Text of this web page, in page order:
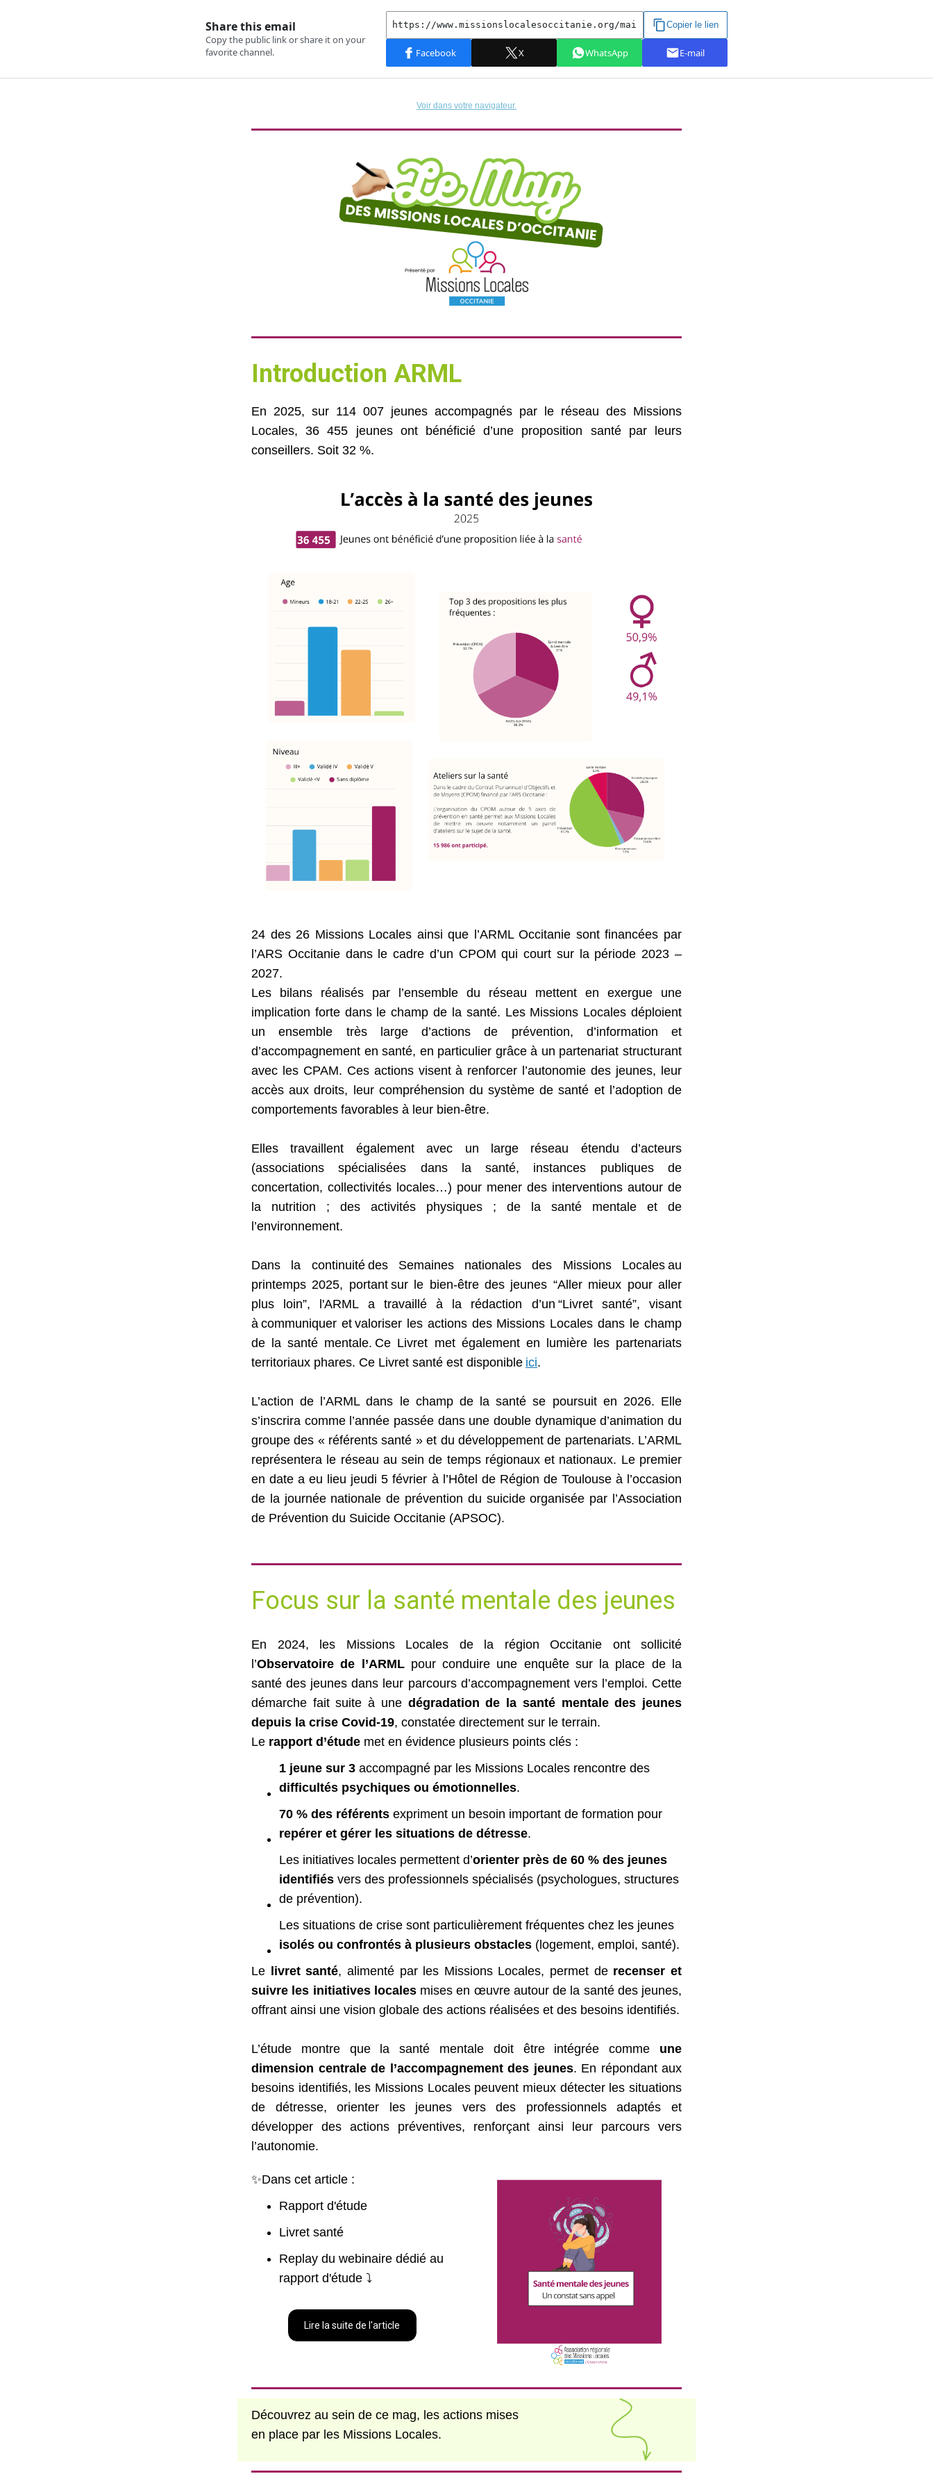
Voir dans votre navigateur.
Introduction ARML
En 2025, sur 114 007 jeunes accompagnés par le réseau des Missions
Locales, 36 455 jeunes ont bénéficié d’une proposition santé par leurs
conseillers. Soit 32 %.
24 des 26 Missions Locales ainsi que l’ARML Occitanie sont financées par
l’ARS Occitanie dans le cadre d’un CPOM qui court sur la période 2023 –
2027.
Les bilans réalisés par l’ensemble du réseau mettent en exergue une
implication forte dans le champ de la santé. Les Missions Locales déploient
un ensemble très large d’actions de prévention, d’information et
d’accompagnement en santé, en particulier grâce à un partenariat structurant
avec les CPAM. Ces actions visent à renforcer l’autonomie des jeunes, leur
accès aux droits, leur compréhension du système de santé et l’adoption de
comportements favorables à leur bien‑être.
Elles travaillent également avec un large réseau étendu d’acteurs
(associations spécialisées dans la santé, instances publiques de
concertation, collectivités locales…) pour mener des interventions autour de
la nutrition ; des activités physiques ; de la santé mentale et de
l’environnement.
Dans la continuité des Semaines nationales des Missions Locales au
printemps 2025, portant sur le bien-être des jeunes “Aller mieux pour aller
plus loin”, l'ARML a travaill é à la rédaction d’un “Livret santé”, visant
à communiquer et valoriser les actions des Missions Locales dans le champ
de la santé mentale. Ce Livret met également en lumière les partenariats
territoriaux phares. Ce Livret santé est disponible ici.
L’action de l’ARML dans le champ de la santé se poursuit en 2026. Elle
s’inscrira comme l’année passée dans une double dynamique d’animation du
groupe des « référents santé » et du développement de partenariats. L’ARML
représentera le réseau au sein de temps régionaux et nationaux. Le premier
en date a eu lieu jeudi 5 février à l’Hôtel de Région de Toulouse à l’occasion
de la journée nationale de prévention du suicide organisée par l’Association
de Prévention du Suicide Occitanie (APSOC).
Focus sur la santé mentale des jeunes
En 2024, les Missions Locales de la région Occitanie ont sollicité
l’Observatoire de l’ARMLpour conduire une enquête sur la place de la
santé des jeunes dans leur parcours d’accompagnement vers l’emploi. Cette
démarche fait suite à une dégradation de la santé mentale des jeunes
depuis la crise Covid‑19, constatée directement sur le terrain.
Le rapport d’étude met en évidence plusieurs points clés :
1 jeune sur 3 accompagné par les Missions Locales rencontre des
difficultés psychiques ou émotionnelles.
70 % des référents expriment un besoin important de formation pour
repérer et gérer les situations de détresse.
Les initiatives locales permettent d’orienter près de 60 % des jeunes
identifiés vers des professionnels spécialisés (psychologues, structures
de prévention).
Les situations de crise sont particulièrement fréquentes chez les jeunes
isolés ou confrontés à plusieurs obstacles (logement, emploi, santé).
Le
livret santé, alimenté par les Missions Locales, permet de recenser et
suivre les initiatives localesmises en œuvre autour de la santé des jeunes,
offrant ainsi une vision globale des actions réalisées et des besoins identifiés.
L’étude montre que la santé mentale doit être intégrée comme une
dimension centrale de l’accompagnement des jeunes. En répondant aux
besoins identifiés, les Missions Locales peuvent mieux détecter les situations
de détresse, orienter les jeunes vers des professionnels adaptés et
développer des actions préventives, renforçant ainsi leur parcours vers
l’autonomie.
✨Dans cet article :
Rapport d'étude
Livret santé
Replay du webinaire dédié au
rapport d'étude ⤵️
Lire la suite de l'article
Découvrez au sein de ce mag, les actions mises
en place par les Missions Locales.